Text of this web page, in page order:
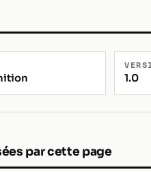
1.0
par cette page